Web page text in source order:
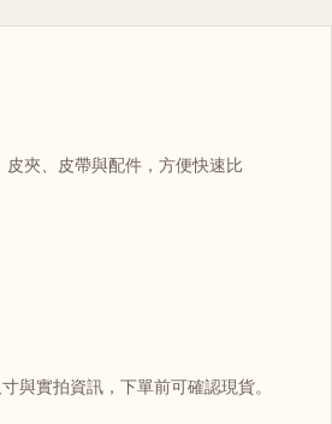
夾、皮帶與配件，方便快速比
與實拍資訊，下單前可確認現貨。